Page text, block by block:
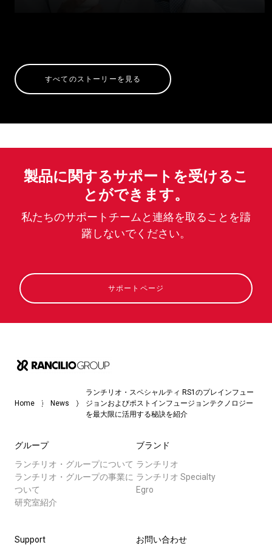
すべてのストーリーを見る
製品に関するサポートを受けるこ
とができます。
私たちのサポートチームと連絡を取ることを躊
躇しないでください。
サポートページ
Home News
ランチリオ・スペシャルティ RS1のプレインフュー
ジョンおよびポストインフュージョンテクノロジー
を最大限に活用する秘訣を紹介
グループ
ランチリオ・グループについて
ランチリオ・グループの事業に
ついて
研究室紹介
ブランド
ランチリオ
ランチリオ Specialty
Egro
Support
お問い合わせ